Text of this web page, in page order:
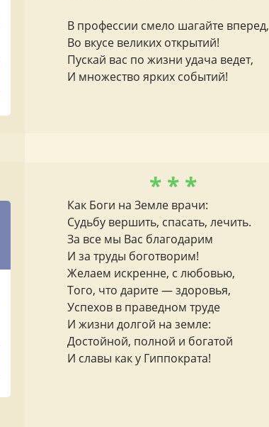
В профессии смело шагайте вперед,
Во вкусе великих открытий!
Пускай вас по жизни удача ведет,
И множество ярких событий!
* * *
Как Боги на Земле врачи:
Судьбу вершить, спасать, лечить.
За все мы Вас благодарим
И за труды боготворим!
Желаем искренне, с любовью,
Того, что дарите — здоровья,
Успехов в праведном труде
И жизни долгой на земле:
Достойной, полной и богатой
И славы как у Гиппократа!